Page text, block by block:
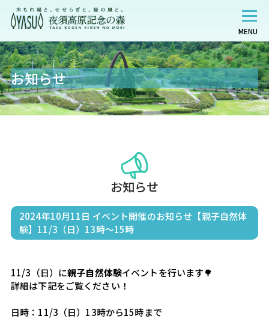
MENU
お知らせ
お知らせ
2024年10月11日 イベント開催のお知らせ【親子自然体
験】11/3（日）13時～15時
11/3（日）に親子自然体験イベントを行います🌳
詳細は下記をご覧ください！
日時：11/3（日）13時から15時まで